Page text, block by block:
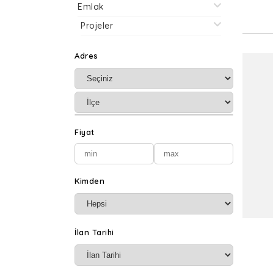
Emlak
Projeler
Adres
Fiyat
Kimden
İlan Tarihi